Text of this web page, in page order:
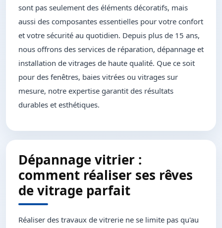
sont pas seulement des éléments décoratifs, mais
aussi des composantes essentielles pour votre confort
et votre sécurité au quotidien. Depuis plus de 15 ans,
nous offrons des services de réparation, dépannage et
installation de vitrages de haute qualité. Que ce soit
pour des fenêtres, baies vitrées ou vitrages sur
mesure, notre expertise garantit des résultats
durables et esthétiques.
Dépannage vitrier :
comment réaliser ses rêves
de vitrage parfait
Réaliser des travaux de vitrerie ne se limite pas qu'au